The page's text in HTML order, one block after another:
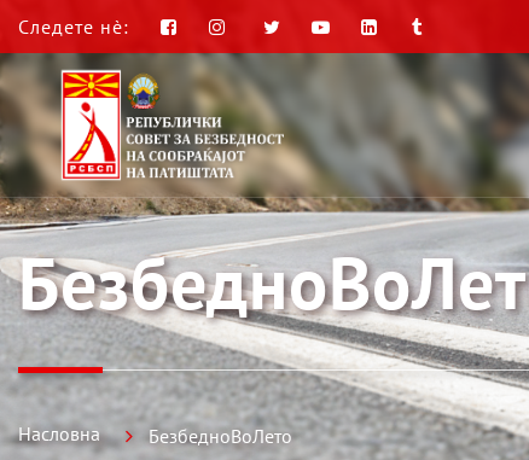
Следете нè:
Насловна БезбедноВоЛето